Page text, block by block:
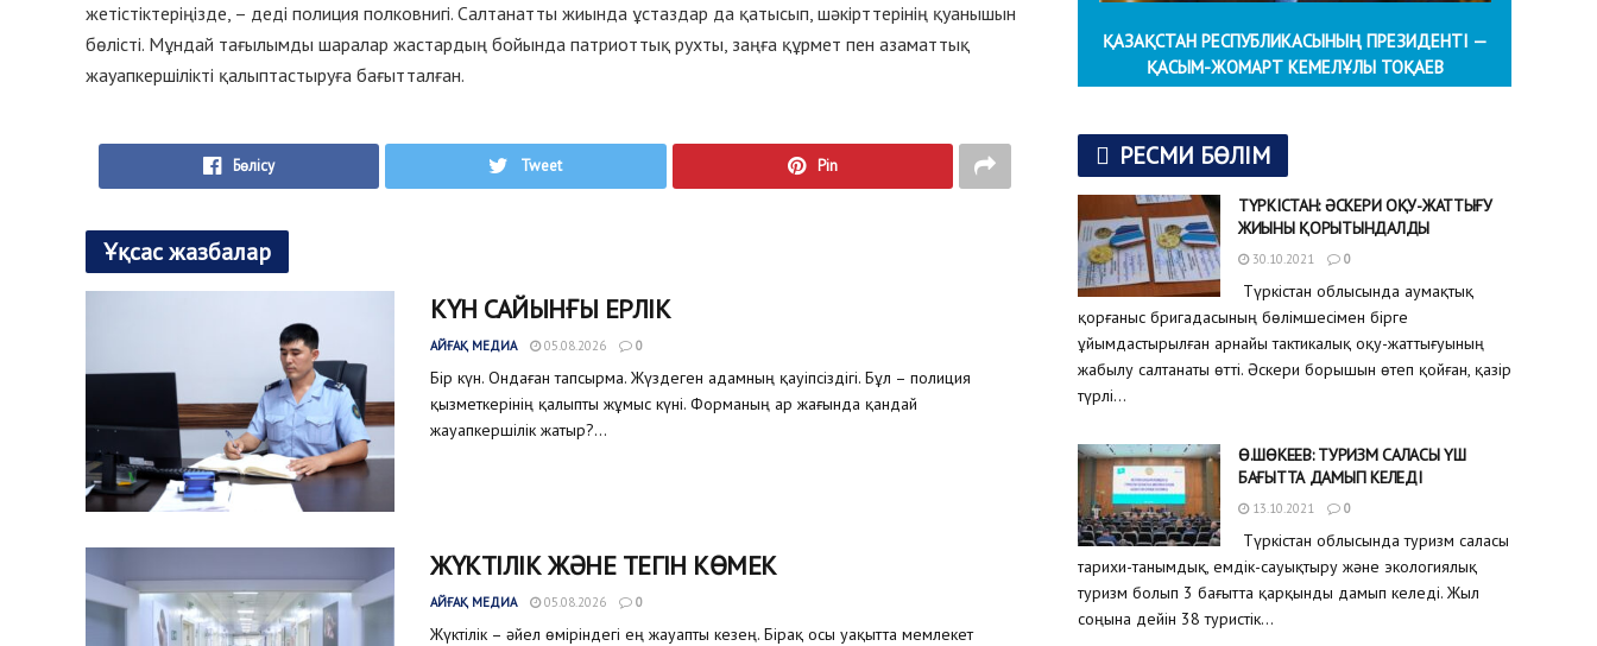
жетістіктеріңізде, – деді полиция полковнигі. Салтанатты жиында ұстаздар да қатысып, шәкірттерінің қуанышын
бөлісті. Мұндай тағылымды шаралар жастардың бойында патриоттық рухты, заңға құрмет пен азаматтық
жауапкершілікті қалыптастыруға бағытталған.
Бөлісу Tweet Pin
Ұқсас жазбалар
КҮН САЙЫНҒЫ ЕРЛІК
АЙҒАҚ МЕДИА 05.08.2026 0
Бір күн. Ондаған тапсырма. Жүздеген адамның қауіпсіздігі. Бұл – полиция
қызметкерінің қалыпты жұмыс күні. Форманың ар жағында қандай
жауапкершілік жатыр?...
ЖҮКТІЛІК ЖӘНЕ ТЕГІН КӨМЕК
АЙҒАҚ МЕДИА 05.08.2026 0
Жүктілік – әйел өміріндегі ең жауапты кезең. Бірақ осы уақытта мемлекет
ҚАЗАҚСТАН РЕСПУБЛИКАСЫНЫҢ ПРЕЗИДЕНТІ —
ҚАСЫМ-ЖОМАРТ КЕМЕЛҰЛЫ ТОҚАЕВ
РЕСМИ БӨЛІМ
ТҮРКІСТАН: ӘСКЕРИ ОҚУ-ЖАТТЫҒУ
ЖИЫНЫ ҚОРЫТЫНДАЛДЫ
30.10.2021 0
Түркістан облысында аумақтық
қорғаныс бригадасының бөлімшесімен бірге
ұйымдастырылған арнайы тактикалық оқу-жаттығуының
жабылу салтанаты өтті. Әскери борышын өтеп қойған, қазір
түрлі...
Ө.ШӨКЕЕВ: ТУРИЗМ САЛАСЫ ҮШ
БАҒЫТТА ДАМЫП КЕЛЕДІ
13.10.2021 0
Түркістан облысында туризм саласы
тарихи-танымдық, емдік-сауықтыру және экологиялық
туризм болып 3 бағытта қарқынды дамып келеді. Жыл
соңына дейін 38 туристік...